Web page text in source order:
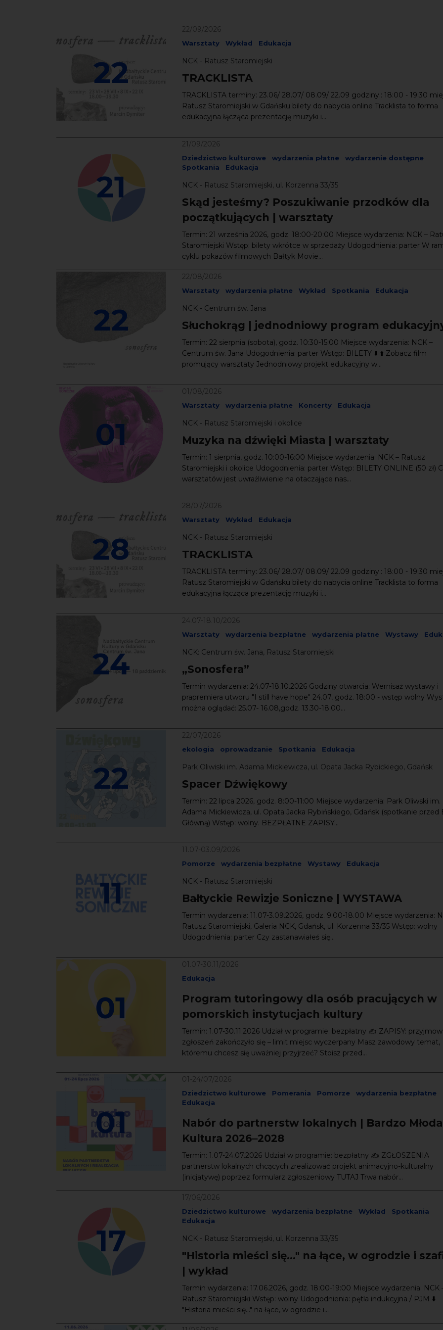
22
22/09/2026
Warsztaty Wykład Edukacja
NCK - Ratusz Staromiejski
TRACKLISTA
TRACKLISTA terminy: 23.06/ 28.07/ 08.09/ 22.09 godziny.: 18:00 - 19:30
Ratusz Staromiejski w Gdańsku bilety do nabycia online Tracklista to forma
edukacyjna łącząca prezent­­ację muzyki i...
21
21/09/2026
Dziedzictwo kulturowe wydarzenia płatne
wydarzenie dostępne
Spotkania
Edukacja
NCK - Ratusz Staromiejski, ul. Korzenna 33/35
Skąd jesteśmy? Poszukiwanie przodków dla
początkujących | warsztaty
Termin: 21 września 2026, godz. 18:00-20:00 Miejsce wydarzenia: NCK –
Staromiejski Wstęp: bilety wkrótce w sprzedaży Udogodnienia: parter W
cyklu pokazów filmowych Bałtyk Movie...
22
22/08/2026
Warsztaty wydarzenia płatne Wykład Spotkania Edukacja
NCK - Centrum św. Jana
Słuchokrąg | jednodniowy program
Termin: 22 sierpnia (sobota), godz. 10:30-15:00 Miejsce wydarzenia: NCK –
Centrum św. Jana Udogodnienia: parter Wstęp: BILETY ⬇️ ⬆️ Zobacz film
promujący warsztaty Jednodniowy projekt edukacyjny w...
01
01/08/2026
Warsztaty wydarzenia płatne Koncerty Edukacja
NCK - Ratusz Staromiejski i okolice
Muzyka na dźwięki Miasta | warsztaty
Termin: 1 sierpnia, godz. 10:00-16:00 Miejsce wydarzenia: NCK – Ratusz
Staromiejski i okolice Udogodnienia: parter Wstęp: BILETY ONLINE (50 zł)
warsztatów jest uwrażliwienie na otaczające nas...
28
28/07/2026
Warsztaty Wykład Edukacja
NCK - Ratusz Staromiejski
TRACKLISTA
TRACKLISTA terminy: 23.06/ 28.07/ 08.09/ 22.09 godziny.: 18:00 - 19:30
Ratusz Staromiejski w Gdańsku bilety do nabycia online Tracklista to forma
edukacyjna łącząca prezent­­ację muzyki i...
24
24.07-18.10/2026
Warsztaty wydarzenia bezpłatne wydarzenia płatne Wystawy
NCK: Centrum św. Jana, Ratusz Staromiejski
„Sonosfera”
Termin wydarzenia: 24.07-18.10.2026 Godziny otwarcia: Wernisaż wystawy i
prapremiera utworu "I still have hope" 24.07, godz. 18:00 - wstęp wolny
można oglądać: 25.07- 16.08,godz. 13.30-18.00...
22
22/07/2026
ekologia oprowadzanie Spotkania Edukacja
Park Oliwiski im. Adama Mickiewicza, ul. Opata Jacka Rybickiego, Gdańsk
Spacer Dźwiękowy
Termin: 22 lipca 2026, godz. 8:00-11:00 Miejsce wydarzenia: Park Oliwski im.
Adama Mickiewicza, ul. Opata Jacka Rybińskiego, Gdańsk (spotkanie przed
Główną) Wstęp: wolny. BEZPŁATNE ZAPISY...
11
11.07-03.09/2026
Pomorze wydarzenia bezpłatne Wystawy Edukacja
NCK - Ratusz Staromiejski
Bałtyckie Rewizje Soniczne | WYSTAWA
Termin wydarzenia: 11.07-3.09.2026, godz. 9.00-18.00 Miejsce wydarzenia:
Ratusz Staromiejski, Galeria NCK, Gdańsk, ul. Korzenna 33/35 Wstęp: wolny
Udogodnienia: parter Czy zastanawiałeś się...
01
01.07-30.11/2026
Edukacja
Program tutoringowy dla osób pracujących w
pomorskich instytucjach kultury
Termin: 1.07-30.11.2026 Udział w programie: bezpłatny ✍️ ZAPISY:
zgłoszeń zakończyło się – limit miejsc wyczerpany Masz zawodowy temat,
któremu chcesz się uważniej przyjrzeć? Stoisz przed...
01
01-24/07/2026
Dziedzictwo kulturowe Pomerania Pomorze
wydarzenia bezpłatne
Edukacja
Nabór do partnerstw lokalnych | Bardzo Młoda
Kultura 2026–2028
Termin: 1.07-24.07.2026 Udział w programie: bezpłatny ✍️ ZGŁOSZENIA
partnerstw lokalnych chcących zrealizować projekt animacyjno-kulturalny
(inicjatywę) poprzez formularz zgłoszeniowy TUTAJ Trwa nabór...
17
17/06/2026
Dziedzictwo kulturowe wydarzenia bezpłatne Wykład
Spotkania
Edukacja
NCK - Ratusz Staromiejski, ul. Korzenna 33/35
"Historia mieści się..." na łące, w ogrodzie i
| wykład
Termin wydarzenia: 17.06.2026, godz. 18:00-19:00 Miejsce wydarzenia: NCK
Ratusz Staromiejski Wstęp: wolny Udogodnienia: pętla indukcyjna / PJM ⬇️
"Historia mieści się..." na łące, w ogrodzie i...